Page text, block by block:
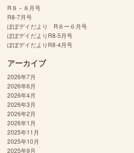
R８－８月号
R8-7月号
ぽぽデイだより R８ー６月号
ぽぽデイだよりR8-5月号
ぽぽデイだよりR8-4月号
アーカイブ
2026年7月
2026年6月
2026年4月
2026年3月
2026年2月
2026年1月
2025年11月
2025年10月
2025年9月